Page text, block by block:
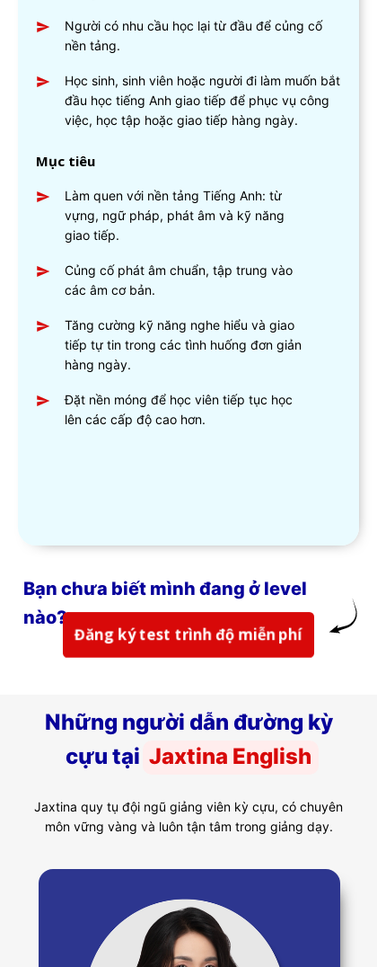
Người có nhu cầu học lại từ đầu để củng cố
nền tảng.
Học sinh, sinh viên hoặc người đi làm muốn bắt
đầu học tiếng Anh giao tiếp để phục vụ công
việc, học tập hoặc giao tiếp hàng ngày.
Làm quen với nền tảng Tiếng Anh: từ
vựng, ngữ pháp, phát âm và kỹ năng
giao tiếp.
Củng cố phát âm chuẩn, tập trung vào
các âm cơ bản.
Tăng cường kỹ năng nghe hiểu và giao
tiếp tự tin trong các tình huống đơn giản
hàng ngày.
Đặt nền móng để học viên tiếp tục học
lên các cấp độ cao hơn.
Mục tiêu
Bạn chưa biết mình đang ở level
nào?
Đăng ký test trình độ miễn phí
Những người dẫn đường kỳ
cựu tại Jaxtina English
Jaxtina quy tụ đội ngũ giảng viên kỳ cựu, có chuyên
môn vững vàng và luôn tận tâm trong giảng dạy.